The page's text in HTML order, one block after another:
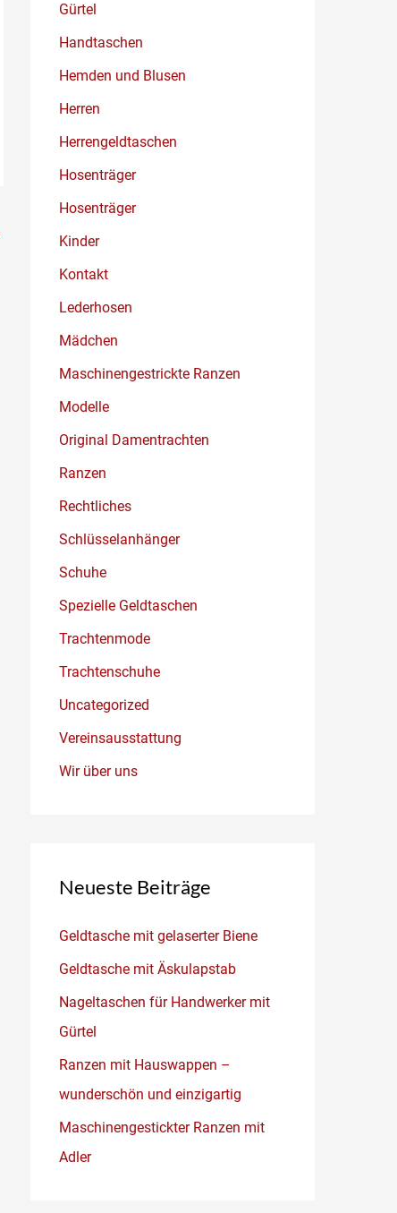
Gürtel
Handtaschen
Hemden und Blusen
Herren
Herrengeldtaschen
Hosenträger
Hosenträger
Kinder
Kontakt
Lederhosen
Mädchen
Maschinengestrickte Ranzen
Modelle
Original Damentrachten
Ranzen
Rechtliches
Schlüsselanhänger
Schuhe
Spezielle Geldtaschen
Trachtenmode
Trachtenschuhe
Uncategorized
Vereinsausstattung
Wir über uns
Neueste Beiträge
Geldtasche mit gelaserter Biene
Geldtasche mit Äskulapstab
Nageltaschen für Handwerker mit
Gürtel
Ranzen mit Hauswappen –
wunderschön und einzigartig
Maschinengestickter Ranzen mit
Adler